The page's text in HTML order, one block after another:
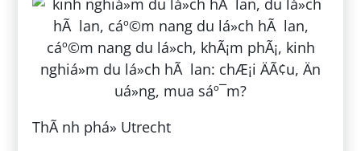
ThÃ nh phá» Utrecht